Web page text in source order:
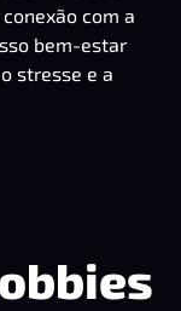
com a
bem-estar
stresse e a